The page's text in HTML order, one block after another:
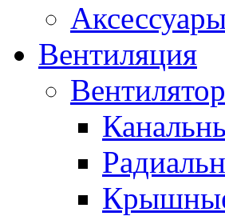
Вентиляция